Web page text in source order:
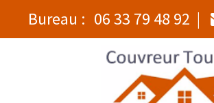
Bureau : 06 33 79 48 92